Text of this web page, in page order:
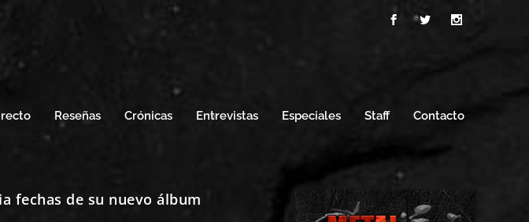
Reseñas Crónicas Entrevistas Especiales Staff Contacto
fechas de su nuevo álbum